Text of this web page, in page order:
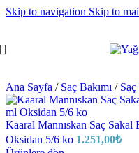
Skip to navigation Skip to
Ana Sayfa / Saç Bakımı / Saç
Kaaral Mannıskan Saç
Oksidan 5/6 ko 1.251,00₺